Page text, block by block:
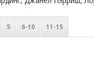
5 6-10 11-15